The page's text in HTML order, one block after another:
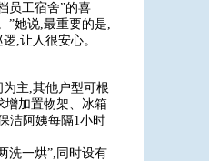
员工宿舍”的喜
”她说,最重要的是,
,让人很安心。
主,其他户型可根
增加置物架、冰箱
洁阿姨每隔1小时
洗一烘”,同时设有